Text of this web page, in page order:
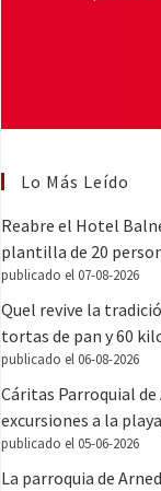
Lo Más Leído
Reabre el Hotel
plantilla de 20
publicado el 07-08-2026
Quel revive la
tortas de pan y 60
publicado el 06-08-2026
Cáritas Parroquial
excursiones a la
publicado el 05-06-2026
La parroquia de